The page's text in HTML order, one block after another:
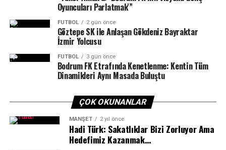
esirgemeyen değerli velilerimize teşekkürlerimizi
sunuyoruz,” ifadelerini kullandılar.
Turnuvaya 4 takımla katılım gösteren Bodrum İhtisas
Spor, altyapıdaki gücünü bir kez daha kanıtladı.
Elemeleri başarıyla geçerek 29 takım arasına 3 ekibiyle
girmeyi başaran kulüp, turnuvanın final aşamasında son
sekiz takım arasına iki takımıyla adını yazdırarak
dikkatleri üzerine çekti.
Oyuncuları Parlatmak'”
FUTBOL 2 gün önce
Göztepe SK ile Anlaşan Gökdeniz Bayraktar
İzmir Yolcusu
FUTBOL 3 gün önce
Bodrum FK Etrafında Kenetlenme: Kentin Tüm
Dinamikleri Aynı Masada Buluştu
ÇOK OKUNANLAR
MANŞET 2 yıl önce
Hadi Türk: Sakatlıklar Bizi Zorluyor Ama
Hedefimiz Kazanmak…